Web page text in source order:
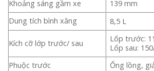
Khoảng sáng gầm xe
139 mm
Dung tích bình xăng
8,5 L
Kích cỡ lớp trước/ sau
Lốp trước:
Lốp sau:
Phuộc trước
Ống lồng,